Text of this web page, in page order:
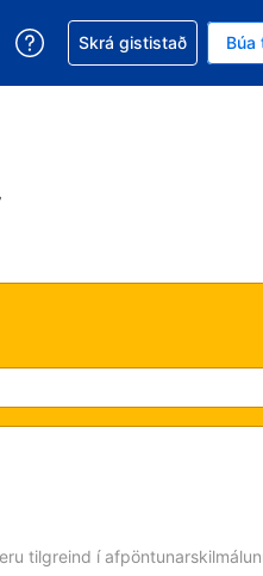
Í augnablikinu er
þitt tungumál. Í
Fá aðstoð við bókunina
Skrá gististað
tilgreind í